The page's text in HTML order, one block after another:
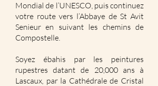
Mondial de l’UNESCO, puis continuez
votre route vers l’Abbaye de St Avit
Senieur en suivant les chemins de
Compostelle.
Soyez ébahis par les peintures
rupestres datant de 20,000 ans à
Lascaux, par la Cathédrale de Cristal